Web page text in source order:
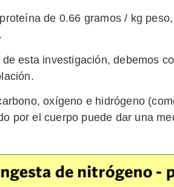
de 0.66 gramos / kg
esta investigación, debemos
oxígeno e hidrógeno
por el cuerpo puede dar una